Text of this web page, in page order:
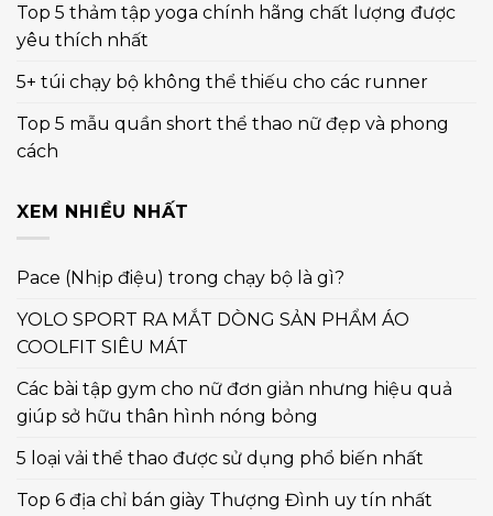
Top 5 thảm tập yoga chính hãng chất lượng được
yêu thích nhất
5+ túi chạy bộ không thể thiếu cho các runner
Top 5 mẫu quần short thể thao nữ đẹp và phong
cách
XEM NHIỀU NHẤT
Pace (Nhịp điệu) trong chạy bộ là gì?
YOLO SPORT RA MẮT DÒNG SẢN PHẨM ÁO
COOLFIT SIÊU MÁT
Các bài tập gym cho nữ đơn giản nhưng hiệu quả
giúp sở hữu thân hình nóng bỏng
5 loại vải thể thao được sử dụng phổ biến nhất
Top 6 địa chỉ bán giày Thượng Đình uy tín nhất